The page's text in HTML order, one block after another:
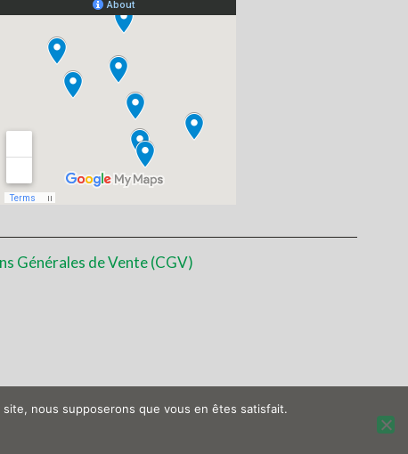
Générales de Vente (CGV)
nous supposerons que vous en êtes satisfait.